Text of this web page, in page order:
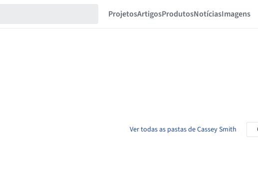
ProjetosArtigosProdutosNotíciasImagens
Ver todas as pastas de Cassey Smith